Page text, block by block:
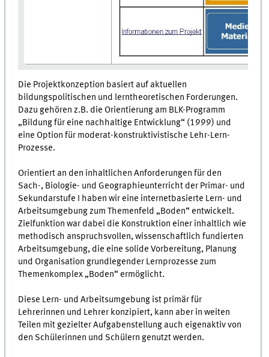
Die Projektkonzeption basiert auf aktuellen
bildungspolitischen und lerntheoretischen Forderungen.
Dazu gehören z.B. die Orientierung am BLK-Programm
„Bildung für eine nachhaltige Entwicklung“ (1999) und
eine Option für moderat-konstruktivistische Lehr-Lern-
Prozesse.
Orientiert an den inhaltlichen Anforderungen für den
Sach-, Biologie- und Geographieunterricht der Primar- und
Sekundarstufe I haben wir eine internetbasierte Lern- und
Arbeitsumgebung zum Themenfeld „Boden“ entwickelt.
Zielfunktion war dabei die Konstruktion einer inhaltlich wie
methodisch anspruchsvollen, wissenschaftlich fundierten
Arbeitsumgebung, die eine solide Vorbereitung, Planung
und Organisation grundlegender Lernprozesse zum
Themenkomplex „Boden“ ermöglicht.
Diese Lern- und Arbeitsumgebung ist primär für
Lehrerinnen und Lehrer konzipiert, kann aber in weiten
Teilen mit gezielter Aufgabenstellung auch eigenaktiv von
den Schülerinnen und Schülern genutzt werden.